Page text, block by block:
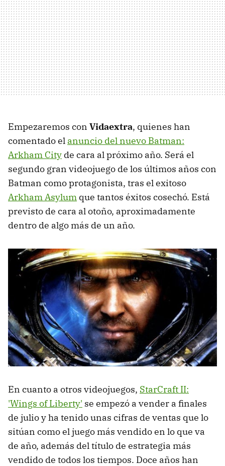
Empezaremos con Vidaextra, quienes han
comentado el anuncio del nuevo Batman:
Arkham City de cara al próximo año. Será el
segundo gran videojuego de los últimos años con
Batman como protagonista, tras el exitoso
Arkham Asylum que tantos éxitos cosechó. Está
previsto de cara al otoño, aproximadamente
dentro de algo más de un año.
En cuanto a otros videojuegos, StarCraft II:
'Wings of Liberty' se empezó a vender a finales
de julio y ha tenido unas cifras de ventas que lo
sitúan como el juego más vendido en lo que va
de año, además del título de estrategia más
vendido de todos los tiempos. Doce años han